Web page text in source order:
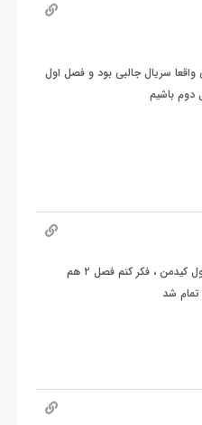
واقعا سریال جالبی بود و فصل اول
باشیم
سریال جالبی بود مخصوصا با بازی نیکول کیدمن ، فکر کنم فصل ۲ هم
شد